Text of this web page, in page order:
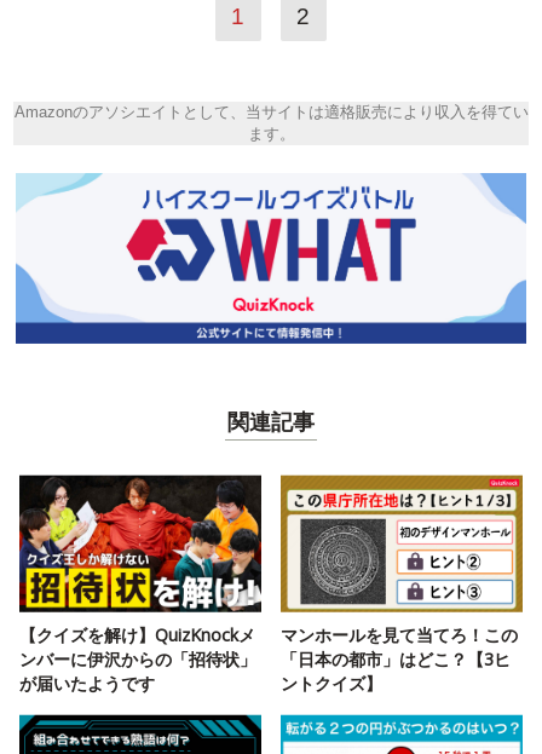
1 2
Amazonのアソシエイトとして、当サイトは適格販売により収入を得てい
ます。
関連記事
【クイズを解け】QuizKnockメ
ンバーに伊沢からの「招待状」
が届いたようです
マンホールを見て当てろ！この
「日本の都市」はどこ？【3ヒ
ントクイズ】